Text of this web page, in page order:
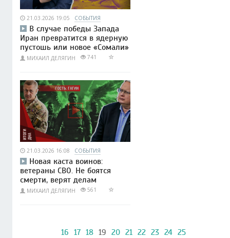
21.03.2026 19:05 СОБЫТИЯ
В случае победы Запада
Иран превратится в ядерную
пустошь или новое «Сомали»
МИХАИЛ ДЕЛЯГИН 741
21.03.2026 16:08 СОБЫТИЯ
Новая каста воинов:
ветераны СВО. Не боятся
смерти, верят делам
МИХАИЛ ДЕЛЯГИН 561
16 17 18 19 20 21 22 23 24 25